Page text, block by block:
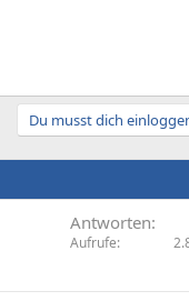
Du musst dich
Antworten
Aufrufe